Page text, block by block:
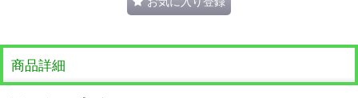
商品詳細